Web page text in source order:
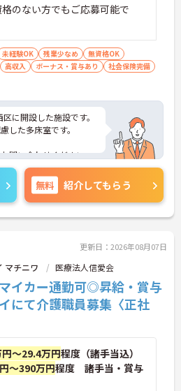
のない方でもご応募可能で
未経験OK 残業少なめ
無資格OK
高収入 ボーナス・賞与あり
社会保険完備
に開設した施設です。
した多床室です。
問い合わせください。
無料 紹介してもらう
更新日：2026年08月07日
マチニワ 医療法人信愛会
マイカー通勤可◎昇給・賞与
にて介護職員募集〈正社
～29.4万円程度（諸手当込）
～390万円程度 諸手当・賞与